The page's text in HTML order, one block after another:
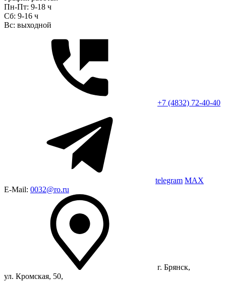
Пн-Пт: 9-18 ч
Сб: 9-16 ч
Вс: выходной
+7 (4832) 72-40-40
telegram MAX
E-Mail: 0032@ro.ru
г. Брянск,
ул. Кромская, 50,